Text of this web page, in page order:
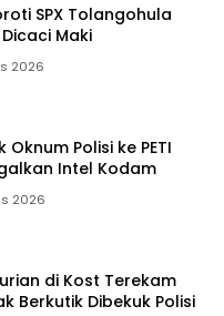
SPX Tolangohula
Maki
2026
Oknum Polisi ke PETI
Intel Kodam
2026
di Kost Terekam
Berkutik Dibekuk Polisi